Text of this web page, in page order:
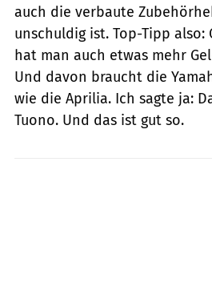
auch die verbaute
unschuldig ist. Top-Tipp also:
hat man auch etwas mehr
Und davon braucht die
wie die Aprilia. Ich sagte ja:
Tuono. Und das ist gut so.